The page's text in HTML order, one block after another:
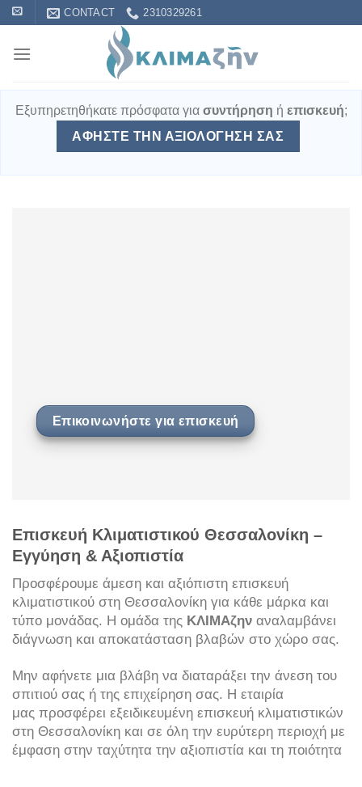
Skip
to
content
CONTACT 2310329261
Εξυπηρετηθήκατε πρόσφατα για συντήρηση ή επισκευή;
ΑΦΉΣΤΕ ΤΗΝ ΑΞΙΟΛΌΓΗΣΉ ΣΑΣ
Επικοινωνήστε για επισκευή
Επισκευή Κλιματιστικού Θεσσαλονίκη –
Εγγύηση & Αξιοπιστία
Προσφέρουμε άμεση και αξιόπιστη επισκευή
κλιματιστικού στη Θεσσαλονίκη για κάθε μάρκα και
τύπο μονάδας. Η ομάδα της ΚΛΙΜΑζην αναλαμβάνει
διάγνωση και αποκατάσταση βλαβών στο χώρο σας.
Μην αφήνετε μια βλάβη να διαταράξει την άνεση του
σπιτιού σας ή της επιχείρηση σας. Η εταιρία
μας προσφέρει εξειδικευμένη επισκευή κλιματιστικών
στη Θεσσαλονίκη και σε όλη την ευρύτερη περιοχή με
έμφαση στην ταχύτητα την αξιοπιστία και τη ποιότητα